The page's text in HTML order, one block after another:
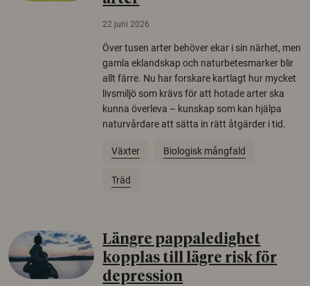
22 juni 2026
Över tusen arter behöver ekar i sin närhet, men
gamla eklandskap och naturbetesmarker blir
allt färre. Nu har forskare kartlagt hur mycket
livsmiljö som krävs för att hotade arter ska
kunna överleva – kunskap som kan hjälpa
naturvårdare att sätta in rätt åtgärder i tid.
Växter Biologisk mångfald
Träd
Längre pappaledighet
kopplas till lägre risk för
depression